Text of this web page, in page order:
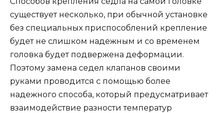
существует несколько, при обычной установке
без специальных приспособлений крепление
будет не слишком надежным и со временем
головка будет подвержена деформации.
Поэтому замена седел клапанов своими
руками проводится с помощью более
надежного способа, который предусматривает
взаимодействие разности температур